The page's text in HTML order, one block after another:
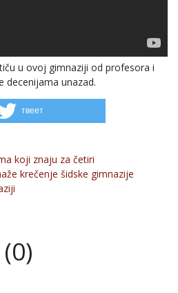
u ovoj gimnaziji od profesora i
decenijama unazad.
твеет
koji znaju za četiri
krečenje šidske gimnazije